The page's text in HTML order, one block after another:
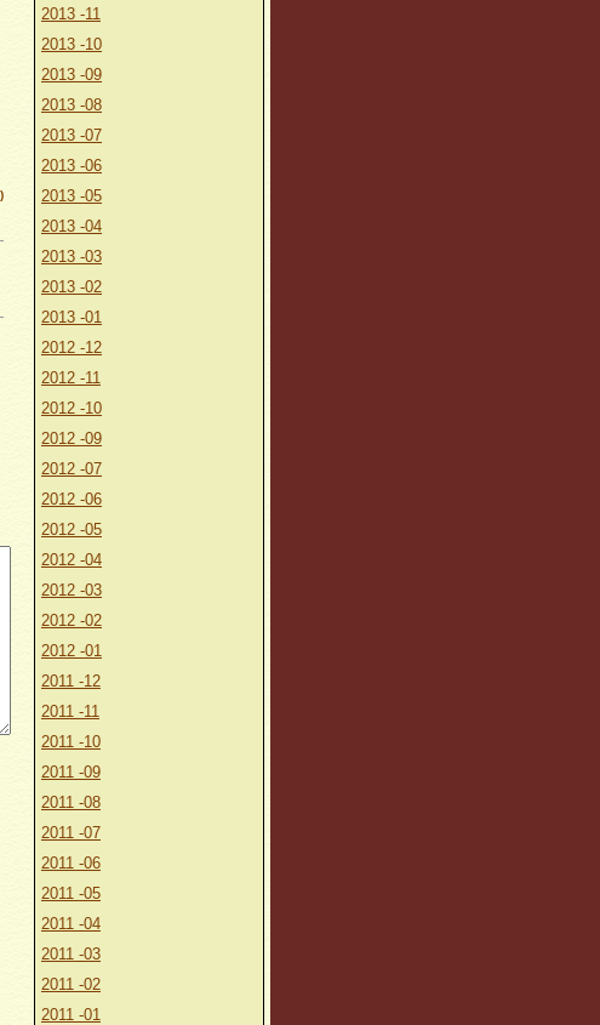
2013 -11
2013 -10
2013 -09
2013 -08
2013 -07
2013 -06
2013 -05
2013 -04
2013 -03
2013 -02
2013 -01
2012 -12
2012 -11
2012 -10
2012 -09
2012 -07
2012 -06
2012 -05
2012 -04
2012 -03
2012 -02
2012 -01
2011 -12
2011 -11
2011 -10
2011 -09
2011 -08
2011 -07
2011 -06
2011 -05
2011 -04
2011 -03
2011 -02
2011 -01